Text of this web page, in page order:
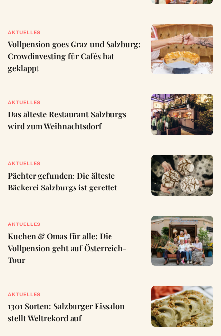
AKTUELLES
Vollpension goes Graz und Salzburg:
Crowdinvesting für Cafés hat
geklappt
AKTUELLES
Das älteste Restaurant Salzburgs
wird zum Weihnachtsdorf
AKTUELLES
Pächter gefunden: Die älteste
Bäckerei Salzburgs ist gerettet
AKTUELLES
Kuchen & Omas für alle: Die
Vollpension geht auf Österreich-
Tour
AKTUELLES
1301 Sorten: Salzburger Eissalon
stellt Weltrekord auf